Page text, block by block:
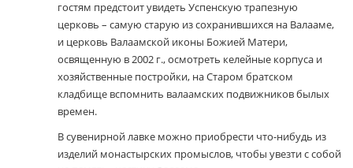
гостям предстоит увидеть Успенскую трапезную
церковь – самую старую из сохранившихся на Валааме,
и церковь Валаамской иконы Божией Матери,
освященную в 2002 г., осмотреть келейные корпуса и
хозяйственные постройки, на Старом братском
кладбище вспомнить валаамских подвижников былых
времен.
В сувенирной лавке можно приобрести что-нибудь из
изделий монастырских промыслов, чтобы увезти с собой